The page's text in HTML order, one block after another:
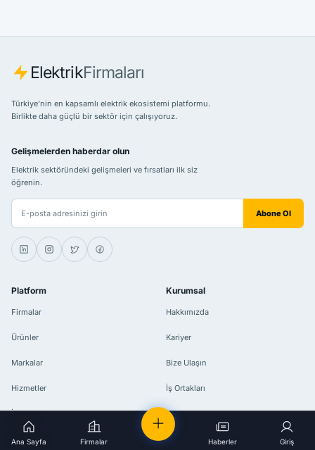
ElektrikFirmaları
Türkiye’nin en kapsamlı elektrik ekosistemi platformu.
Birlikte daha güçlü bir sektör için çalışıyoruz.
Gelişmelerden haberdar olun
Elektrik sektöründeki gelişmeleri ve fırsatları ilk siz
öğrenin.
E-posta adresiniz Abone Ol
Platform
Firmalar
Ürünler
Markalar
Hizmetler
İhaleler
Etkinlikler
Kurumsal
Hakkımızda
Kariyer
Bize Ulaşın
İş Ortakları
Ana Sayfa Firmalar Haberler Giriş